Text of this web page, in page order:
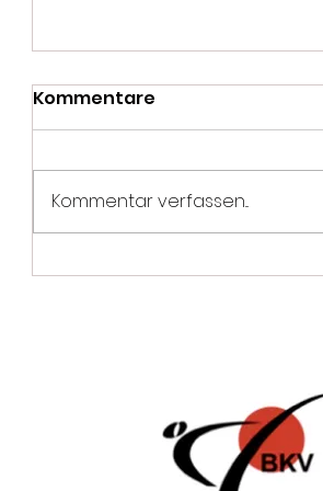
Der Hammer: Zanshin ist
Kommentare
Kommentar verfassen...